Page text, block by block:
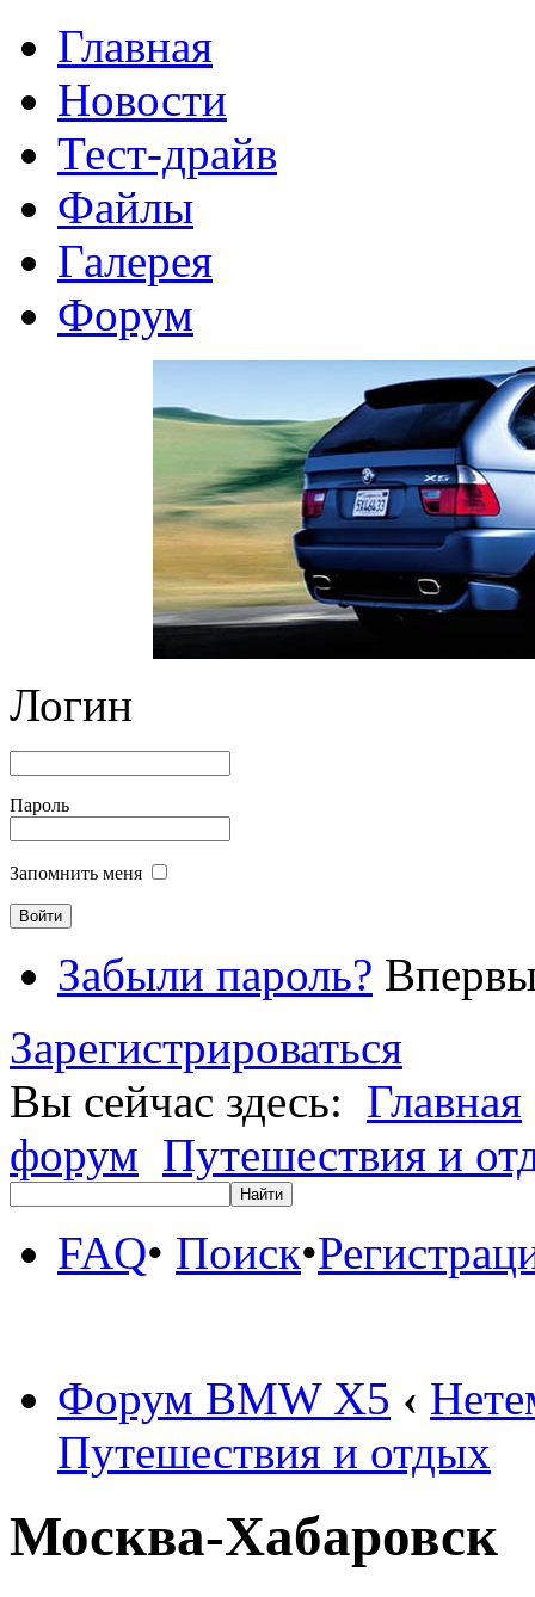
Главная
Новости
Тест-драйв
Файлы
Галерея
Форум
Логин
Пароль
Запомнить меня
Забыли пароль?
Зарегистрироваться
Вы сейчас здесь: Главная
форум Путешествия и
FAQ• Поиск•
Форум BMW X5 ‹
Путешествия и отдых
Москва-Хабаровск